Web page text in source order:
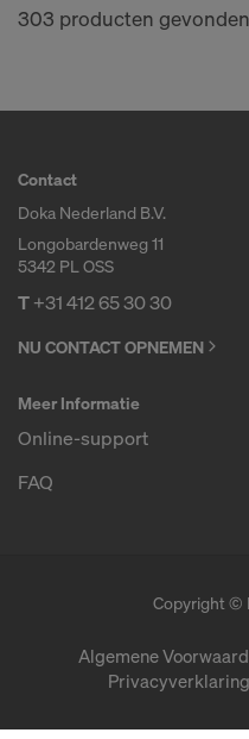
303 producten gevonden
Contact
Doka Nederland B.V.
Longobardenweg 11
5342 PL OSS
T+31 412 65 30 30
NU CONTACT OPNEMEN
Meer Informatie
Online-support
FAQ
Copyright ©
Algemene
Privacyverklaring